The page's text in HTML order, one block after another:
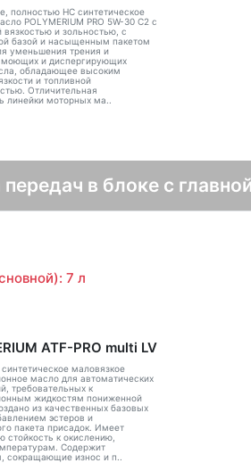
полностью HC синтетическое
POLYMERIUM PRO 5W-30 C2 с
вязкостью и зольностью, с
базой и насыщенным пакетом
уменьшения трения и
и диспергирующих
обладающее высоким
и топливной
Отличительная
линейки моторных ма..
в блоке с
7 л
ATF-PRO multi LV
маловязкое
масло для автоматических
требовательных к
жидкостям пониженной
из качественных базовых
эстеров и
пакета присадок. Имеет
стойкость к окислению,
Содержит
сокращающие износ и п..